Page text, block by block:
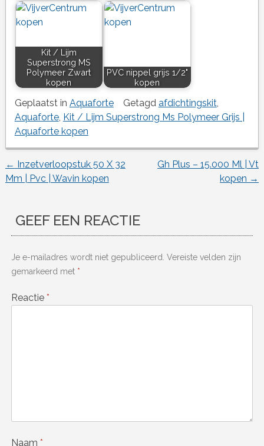
Kit / Lijm
Superstrong MS
Polymeer Zwart
kopen
PVC nippel grijs 1/2"
kopen
Geplaatst in Aquaforte Getagd afdichtingskit,
Aquaforte, Kit / Lijm Superstrong Ms Polymeer Grijs |
Aquaforte kopen
Berichtnavigatie
← Inzetverloopstuk 50 X 32
Mm | Pvc | Wavin kopen
Gh Plus – 15.000 Ml | Vt
kopen →
GEEF EEN REACTIE
Je e-mailadres wordt niet gepubliceerd. Vereiste velden zijn
gemarkeerd met *
Reactie *
Naam *